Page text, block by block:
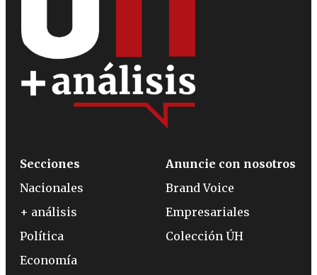
Secciones
Nacionales
+ análisis
Política
Economía
Anuncie con nosotros
Brand Voice
Empresariales
Colección ÚH